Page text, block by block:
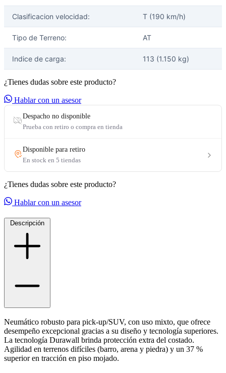
Clasificacion velocidad: T (190 km/h)
Tipo de Terreno: AT
Indice de carga: 113 (1.150 kg)
¿Tienes dudas sobre este producto?
Hablar con un asesor
¿Tienes dudas sobre este producto?
Hablar con un asesor
Descripción
Neumático robusto para pick-up/SUV, con uso mixto, que ofrece
desempeño excepcional gracias a su diseño y tecnología superiores.
La tecnología Durawall brinda protección extra del costado.
Agilidad en terrenos difíciles (barro, arena y piedra) y un 37 %
superior en tracción en piso mojado.